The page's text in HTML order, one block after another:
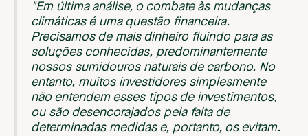
"Em última análise, o combate às mudanças
climáticas é uma questão financeira.
Precisamos de mais dinheiro fluindo para as
soluções conhecidas, predominantemente
nossos sumidouros naturais de carbono. No
entanto, muitos investidores simplesmente
não entendem esses tipos de investimentos,
ou são desencorajados pela falta de
determinadas medidas e, portanto, os evitam.